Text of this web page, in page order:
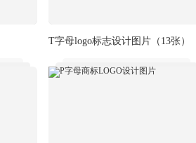
T字母logo标志设计图片 （13张）